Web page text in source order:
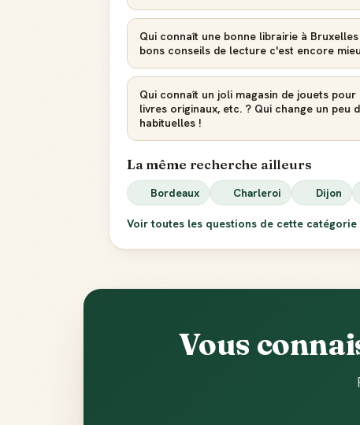
Qui connaît une bonne librairie à
bons conseils de lecture c'est encore
Qui connaît un joli magasin de jouets
livres originaux, etc. ? Qui change un peu
habituelles !
La même recherche ailleurs
Bordeaux Charleroi Dijon
Voir toutes les questions de cette catégorie
Vous